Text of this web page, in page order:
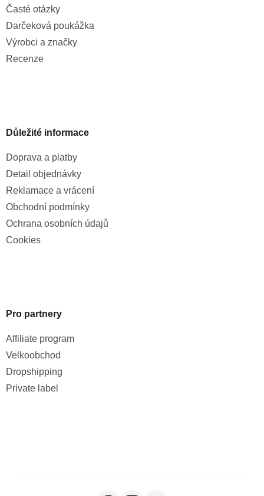
Časté otázky
Darčeková poukážka
Výrobci a značky
Recenze
Důležité informace
Doprava a platby
Detail objednávky
Reklamace a vrácení
Obchodní podmínky
Ochrana osobních údajů
Cookies
Pro partnery
Affiliate program
Velkoobchod
Dropshipping
Private label